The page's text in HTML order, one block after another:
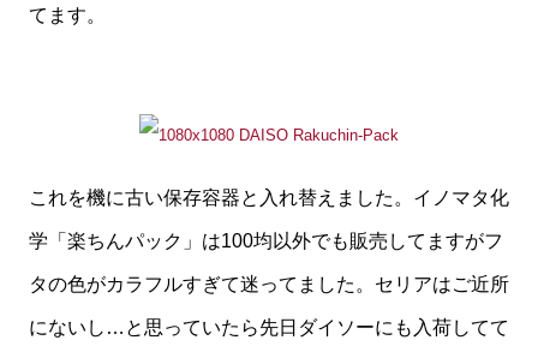
てます。
これを機に古い保存容器と入れ替えました。イノマタ化
学「楽ちんパック」は100均以外でも販売してますがフ
タの色がカラフルすぎて迷ってました。セリアはご近所
にないし…と思っていたら先日ダイソーにも入荷してて